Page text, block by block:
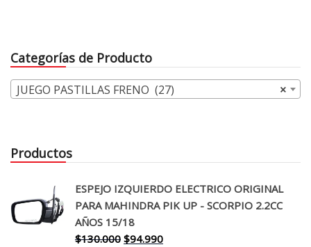
Categorías de Producto
×
JUEGO PASTILLAS FRENO (27)
Productos
ESPEJO IZQUIERDO ELECTRICO ORIGINAL
PARA MAHINDRA PIK UP - SCORPIO 2.2CC
AÑOS 15/18
$130.000 El
$94.990El